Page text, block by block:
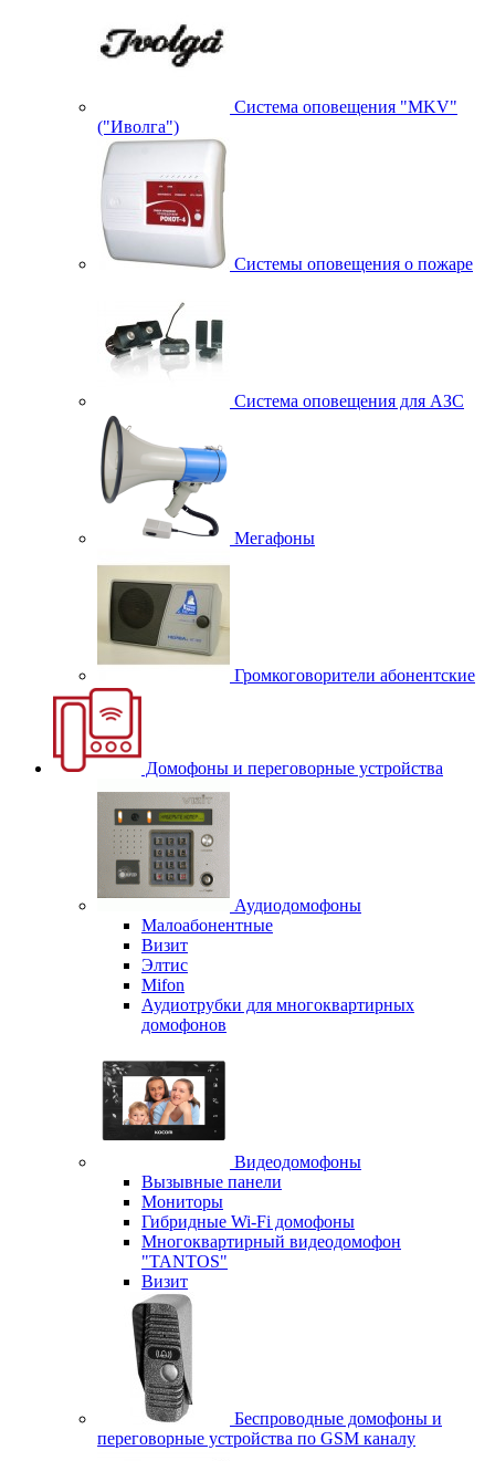
Система оповещения "MKV"
("Иволга")
Системы оповещения о пожаре
Система оповещения для АЗС
Мегафоны
Громкоговорители абонентские
Домофоны и переговорные устройства
Аудиодомофоны
Малоабонентные
Визит
Элтис
Mifon
Аудиотрубки для многоквартирных
домофонов
Видеодомофоны
Вызывные панели
Мониторы
Гибридные Wi-Fi домофоны
Многоквартирный видеодомофон
"TANTOS"
Визит
Беспроводные домофоны и
переговорные устройства по GSM каналу